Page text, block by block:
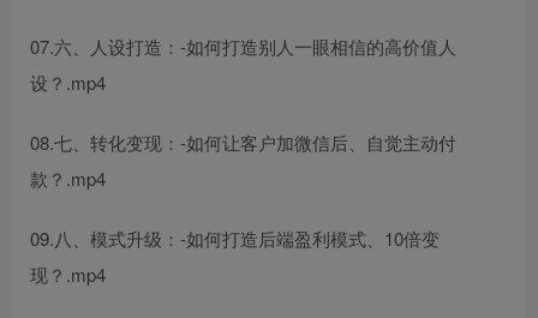
07.六、人设打造：-如何打造别人一眼相信的高价值人
设？.mp4
08.七、转化变现：-如何让客户加微信后、自觉主动付
款？.mp4
09.八、模式升级：-如何打造后端盈利模式、10倍变
现？.mp4